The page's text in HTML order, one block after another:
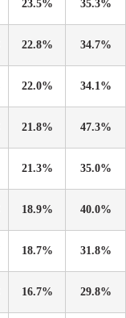
23.5% 35.3%
22.8% 34.7%
22.0% 34.1%
21.8% 47.3%
21.3% 35.0%
18.9% 40.0%
18.7% 31.8%
16.7% 29.8%